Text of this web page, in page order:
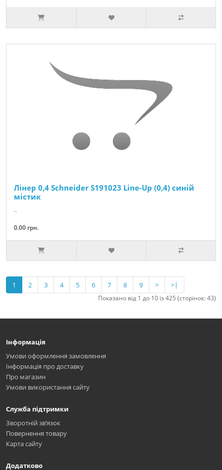
Лінер 0,4 Schneider S191023 Line-Up (0,4) синій
містик
..
0.00 грн.
1 2 3 4 5 6 7 8 9 > >|
Показано від 1 до 10 із 425 (сторінок: 43)
Інформація
Умови оформлення замовлення
Інформація про доставку
Про магазин
Умови використання сайту
Служба підтримки
Зворотній зв’язок
Повернення товару
Карта сайту
Додатково